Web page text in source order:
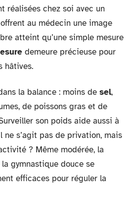
réalisées chez soi avec un
au médecin une image
atteint qu’une simple mesure
demeure précieuse pour
hâtives.
la balance : moins de sel,
de poissons gras et de
son poids aide aussi à
ne s’agit pas de privation, mais
? Même modérée, la
gymnastique douce se
efficaces pour réguler la